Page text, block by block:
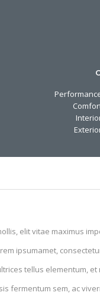
elit vitae maximus
ipsumamet,
tellus elementum,
fermentum sem, ac